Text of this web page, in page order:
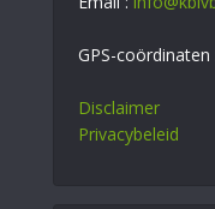
GPS-
Disclaimer
Privacybeleid